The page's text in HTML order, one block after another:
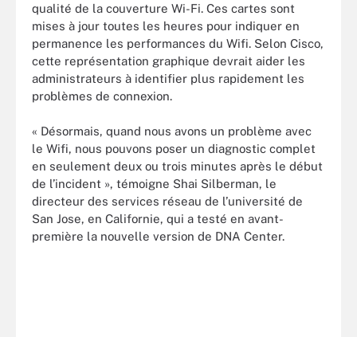
qualité de la couverture Wi-Fi. Ces cartes sont
mises à jour toutes les heures pour indiquer en
permanence les performances du Wifi. Selon Cisco,
cette représentation graphique devrait aider les
administrateurs à identifier plus rapidement les
problèmes de connexion.
« Désormais, quand nous avons un problème avec
le Wifi, nous pouvons poser un diagnostic complet
en seulement deux ou trois minutes après le début
de l’incident », témoigne Shai Silberman, le
directeur des services réseau de l’université de
San Jose, en Californie, qui a testé en avant-
première la nouvelle version de DNA Center.